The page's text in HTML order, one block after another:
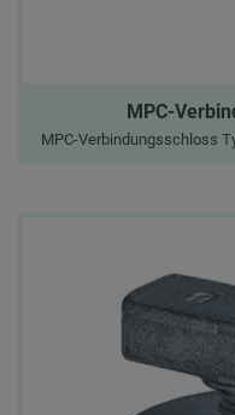
MPC-
MPC-Verbindungsschloss